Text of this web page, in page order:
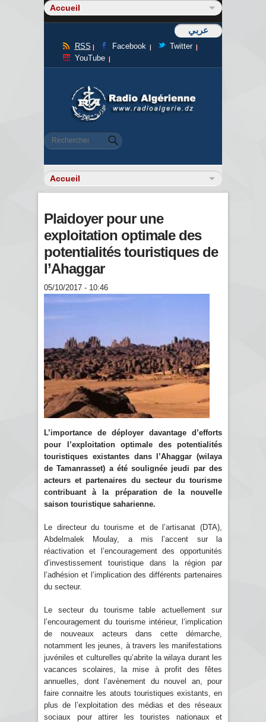
عربي
RSS Facebook
Twitter
YouTube
Formulaire de recherche
Rechercher
Plaidoyer pour une
exploitation optimale des
potentialités touristiques de
l’Ahaggar
05/10/2017 - 10:46
L’importance de déployer davantage d’efforts
pour l’exploitation optimale des potentialités
touristiques existantes dans l’Ahaggar (wilaya
de Tamanrasset) a été soulignée jeudi par des
acteurs et partenaires du secteur du tourisme
contribuant à la préparation de la nouvelle
saison touristique saharienne.
Le directeur du tourisme et de l’artisanat (DTA),
Abdelmalek Moulay, a mis l’accent sur la
réactivation et l’encouragement des opportunités
d’investissement touristique dans la région par
l’adhésion et l’implication des différents partenaires
du secteur.
Le secteur du tourisme table actuellement sur
l’encouragement du tourisme intérieur, l’implication
de nouveaux acteurs dans cette démarche,
notamment les jeunes, à travers les manifestations
juvéniles et culturelles qu’abrite la wilaya durant les
vacances scolaires, la mise à profit des fêtes
annuelles, dont l’avènement du nouvel an, pour
faire connaitre les atouts touristiques existants, en
plus de l’exploitation des médias et des réseaux
sociaux pour attirer les touristes nationaux et